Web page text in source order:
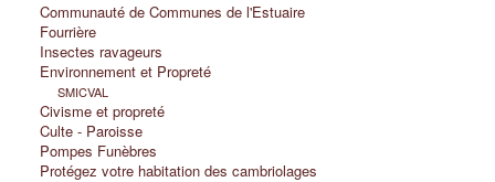
Communauté de Communes de l'Estuaire
Fourrière
Insectes ravageurs
Environnement et Propreté
SMICVAL
Civisme et propreté
Culte - Paroisse
Pompes Funèbres
Protégez votre habitation des cambriolages